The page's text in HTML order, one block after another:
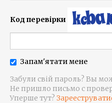
Код перевірки
Запам'ятати мене
Забули свій пароль? Вы
Не пришло письмо с
Уперше тут?